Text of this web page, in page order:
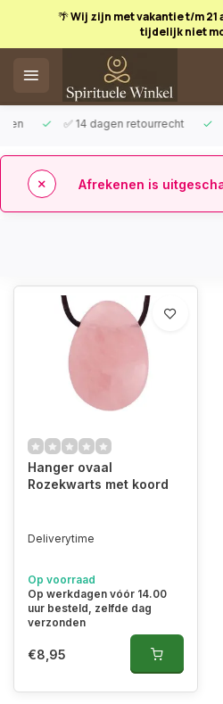
🌴 Wij zijn met vakantie t/m
tijdelijk niet
✅ 14 dagen retourrecht ✅
Afrekenen is
Producten getagd met
Hanger ovaal
Rozekwarts met koord
Deliverytime
Op voorraad
Op werkdagen vóór 14.00
uur besteld, zelfde dag
verzonden
€8,95